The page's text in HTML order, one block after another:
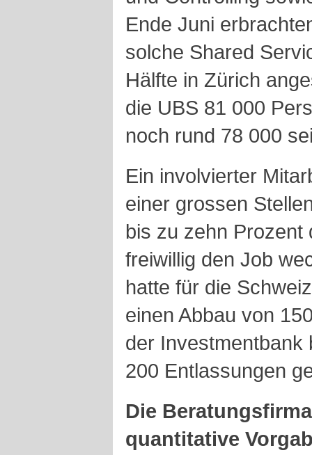
Ende Juni
solche Shared
Hälfte in Zürich
die UBS 81 000
noch rund 78 000
Ein involvierter
einer grossen
bis zu zehn Prozent
freiwillig den Job
hatte für die
einen Abbau von
der Investmentbank
200 Entlassungen
Die
quantitative